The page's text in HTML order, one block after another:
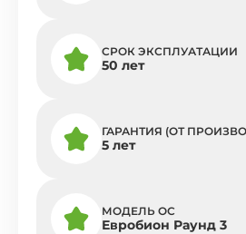
СРОК ЭКСПЛУАТАЦИИ
50 лет
ГАРАНТИЯ (ОТ
5 лет
МОДЕЛЬ ОС
Евробион Раунд 3